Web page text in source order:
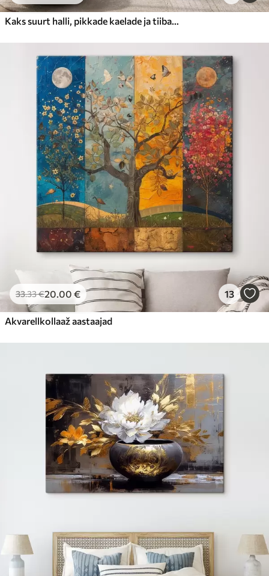
Kaks suurt halli, pikkade kaelade ja tiibadega kraanat, mis seisavad puudest ümbritsetud udujärves
33.33€20.00 € 13
Akvarellkollaaž aastaajad